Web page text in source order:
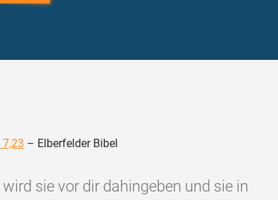
– Elberfelder Bibel
wird sie vor dir dahingeben und sie in